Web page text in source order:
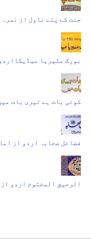
جنت کے پتے ناول از نمرہ
بورک مٹیریا
کوئی بات ہے تیری بات
فضائل صحابہ اردو از
الرحیق المختوم اردو